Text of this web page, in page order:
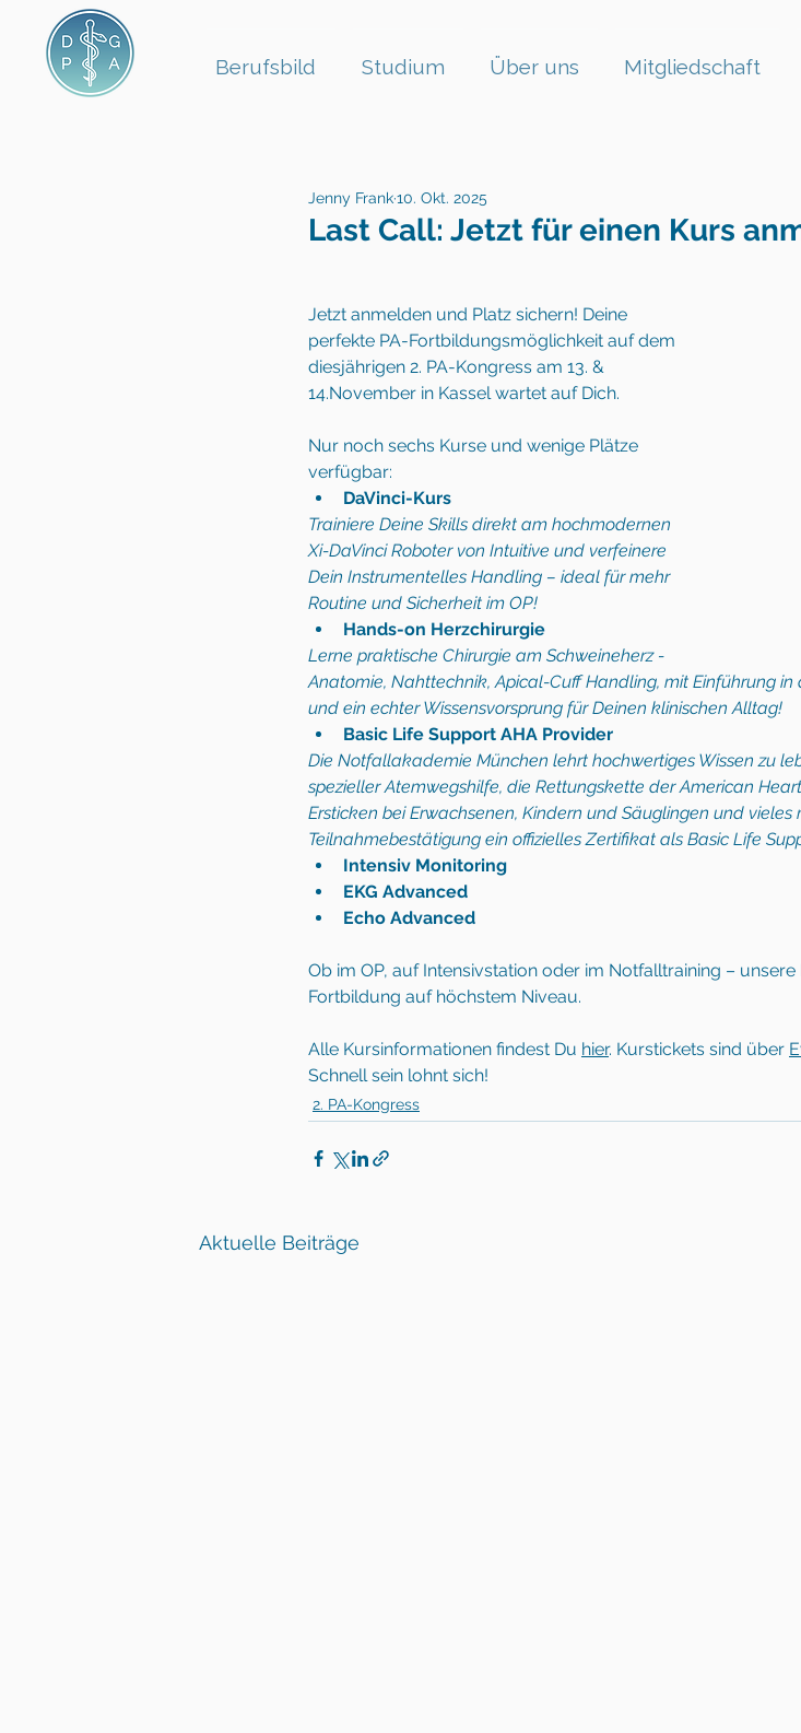
Berufsbild Studium Über uns Mitgliedschaft
Last Call: Jetzt für einen Kurs
Jenny Frank10. Okt. 2025
Jetzt anmelden und Platz sichern! Deine
perfekte PA-Fortbildungsmöglichkeit auf dem
diesjährigen 2. PA-Kongress am 13. &
14.November in Kassel wartet auf Dich.
Nur noch sechs Kurse und wenige Plätze
verfügbar:
DaVinci-Kurs
Trainiere Deine Skills direkt am hochmodernen
Xi-DaVinci Roboter von Intuitive und verfeinere
Dein Instrumentelles Handling – ideal für mehr
Routine und Sicherheit im OP!
Hands-on Herzchirurgie
Lerne praktische Chirurgie am Schweineherz -
Anatomie, Nahttechnik, Apical-Cuff Handling, mit Einführung in
und ein echter Wissensvorsprung für Deinen klinischen Alltag!
Basic Life Support AHA Provider
Die Notfallakademie München lehrt hochwertiges Wissen zu
spezieller Atemwegshilfe, die Rettungskette der American
Ersticken bei Erwachsenen, Kindern und Säuglingen und
Teilnahmebestätigung ein offizielles Zertifikat als Basic Life
Intensiv Monitoring
EKG Advanced
Echo Advanced
Ob im OP, auf Intensivstation oder im Notfalltraining –
Fortbildung auf höchstem Niveau.
Alle Kursinformationen findest Du hier. Kurstickets sind über
Schnell sein lohnt sich!
2. PA-Kongress
Aktuelle Beiträge